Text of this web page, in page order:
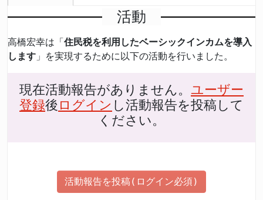
活動
高橋宏幸は「住民税を利用したベーシックインカムを導入
します 」を実現するために以下の活動を行いました。
現在活動報告がありません。 ユーザー
登録後 ログイン し活動報告を投稿して
ください。
活動報告を投稿(ログイン必須)